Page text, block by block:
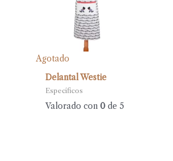
Agotado
Delantal Westie
Específicos
Valorado con0 de 5